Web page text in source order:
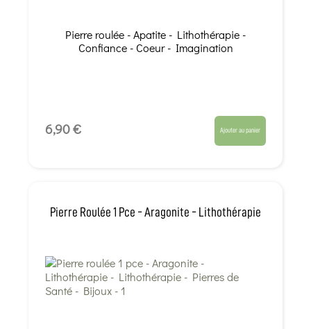
Pierre roulée - Apatite - Lithothérapie -
Confiance - Coeur - Imagination
6,90 € Ajouter au panier
Pierre Roulée 1 Pce - Aragonite - Lithothérapie